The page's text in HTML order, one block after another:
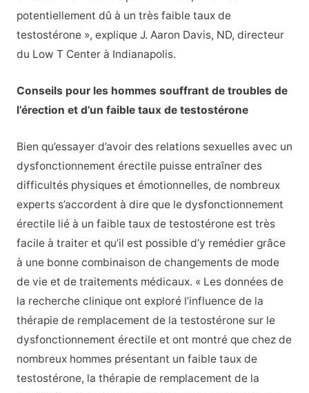
potentiellement dû à un très faible taux de
testostérone », explique J. Aaron Davis, ND, directeur
du Low T Center à Indianapolis.
Conseils pour les hommes souffrant de troubles de
l’érection et d’un faible taux de testostérone
Bien qu’essayer d’avoir des relations sexuelles avec un
dysfonctionnement érectile puisse entraîner des
difficultés physiques et émotionnelles, de nombreux
experts s’accordent à dire que le dysfonctionnement
érectile lié à un faible taux de testostérone est très
facile à traiter et qu’il est possible d’y remédier grâce
à une bonne combinaison de changements de mode
de vie et de traitements médicaux. « Les données de
la recherche clinique ont exploré l’influence de la
thérapie de remplacement de la testostérone sur le
dysfonctionnement érectile et ont montré que chez de
nombreux hommes présentant un faible taux de
testostérone, la thérapie de remplacement de la